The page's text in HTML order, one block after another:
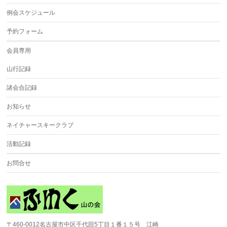
例会スケジュール
予約フォーム
会員専用
山行記録
諸会合記録
お知らせ
ネイチャースキークラブ
活動記録
お問合せ
〒460-0012名古屋市中区千代田5丁目１番１５号 江崎